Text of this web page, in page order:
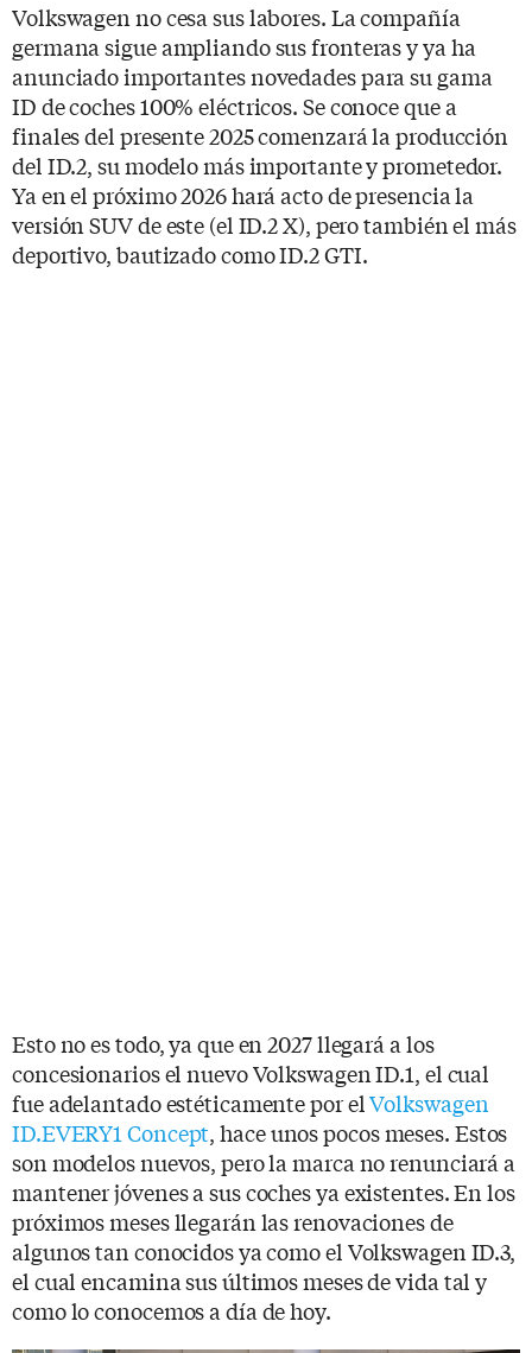
Volkswagen no cesa sus labores. La compañía
germana sigue ampliando sus fronteras y ya ha
anunciado importantes novedades para su gama
ID de coches 100% eléctricos. Se conoce que a
finales del presente 2025 comenzará la producción
del ID.2, su modelo más importante y prometedor.
Ya en el próximo 2026 hará acto de presencia la
versión SUV de este (el ID.2 X), pero también el más
deportivo, bautizado como ID.2 GTI.
Esto no es todo, ya que en 2027 llegará a los
concesionarios el nuevo Volkswagen ID.1, el cual
fue adelantado estéticamente por elVolkswagen
ID.EVERY1 Concept, hace unos pocos meses. Estos
son modelos nuevos, pero la marca no renunciará a
mantener jóvenes a sus coches ya existentes. En los
próximos meses llegarán las renovaciones de
algunos tan conocidos ya como el Volkswagen ID.3,
el cual encamina sus últimos meses de vida tal y
como lo conocemos a día de hoy.